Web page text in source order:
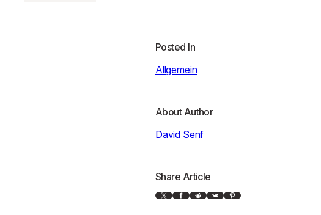
Posted In
Allgemein
About Author
David Senf
Share Article
X
Facebook Reddit VK Pinterest